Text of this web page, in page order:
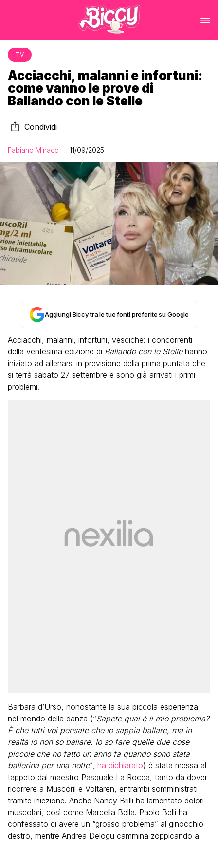
TV
Acciacchi, malanni e infortuni:
come vanno le prove di
Ballando con le Stelle
Condividi
Fabiano Minacci 11/09/2025
Aggiungi Biccy tra le tue fonti preferite su Google
Acciacchi, malanni, infortuni, vesciche: i concorrenti
della ventesima edizione di Ballando con le Stellehanno
iniziato ad allenarsi in previsione della prima puntata che
si terrà sabato 27 settembre e sono già arrivati i primi
problemi.
Barbara d’Urso, nonostante la sua piccola esperienza
nel mondo della danza (“Sapete qual è il mio problema?
È che tutti voi pensate che io sappia ballare, ma in
realtà io non so ballare. Io so fare quelle due cose
piccole che ho fatto un anno fa quando sono stata
ballerina per una notte“, ha dichiarato) è stata messa al
tappeto dal maestro Pasquale La Rocca, tanto da dover
ricorrere a Muscoril e Voltaren, entrambi somministrati
tramite iniezione. Anche Nancy Brilli ha lamentato dolori
muscolari, così come Marcella Bella. Paolo Belli ha
confessato di avere un “grosso problema” al ginocchio
destro, mentre Andrea Delogu cammina zoppicando a